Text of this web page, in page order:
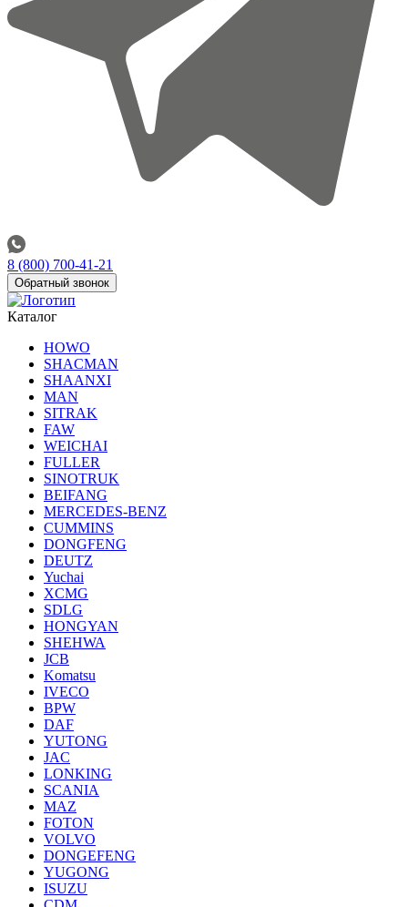
8 (800) 700-41-21
Обратный звонок
Каталог
HOWO
SHACMAN
SHAANXI
MAN
SITRAK
FAW
WEICHAI
FULLER
SINOTRUK
BEIFANG
MERCEDES-BENZ
CUMMINS
DONGFENG
DEUTZ
Yuchai
XCMG
SDLG
HONGYAN
SHEHWA
JCB
Komatsu
IVECO
BPW
DAF
YUTONG
JAC
LONKING
SCANIA
MAZ
FOTON
VOLVO
DONGEFENG
YUGONG
ISUZU